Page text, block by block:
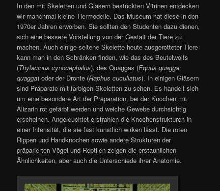
In den mit Skeletten und Gläsern bestückten Vitrinen entdecken
wir manchmal kleine Tiermodelle. Das Museum hat diese in den
1970er Jahren erworben. Sie sollten den Studenten dazu dienen,
sich eine bessere Vorstellung von der Gestalt der Tiere zu
machen. Auch einige seltene Skelette heute ausgerotteter Tiere
kann man in den Schränken finden, wie das des Beutelwolfs
(Thylacinus cynocephalus), des Quaggas (Equus quagga
quagga) oder der Dronte (Raphus cucullatus). In einigen Gläsern
sind Präparate mit farbigen Skeletten zu sehen. Es handelt sich
um eine besondere Art der Präparation, bei der Knochen mit
Alizarin rot gefärbt werden und weiche Gewebe durchsichtig
erscheinen. Angeleuchtet erstrahlen die Knochenstrukturen in
einer Intensität, die sie fast künstlich wirken lässt. Die roten
Rippen und Handknochen sowie andere Strukturen der
präparierten Vögel und Reptilen zeigen die erstaunlichen
Ähnlichkeiten, aber auch die Unterschiede ihrer Anatomie.